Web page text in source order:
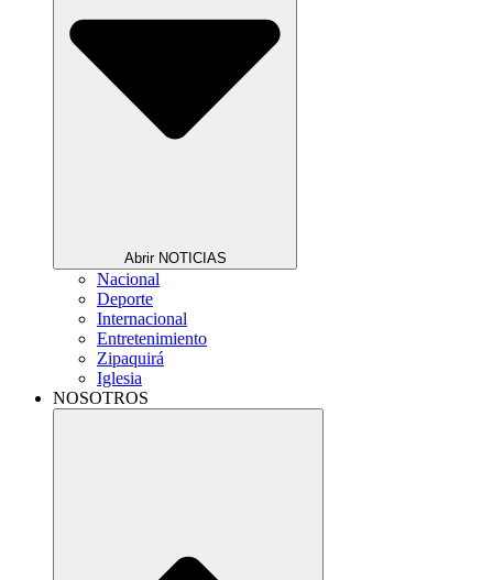
Abrir NOTICIAS
Nacional
Deporte
Internacional
Entretenimiento
Zipaquirá
Iglesia
NOSOTROS